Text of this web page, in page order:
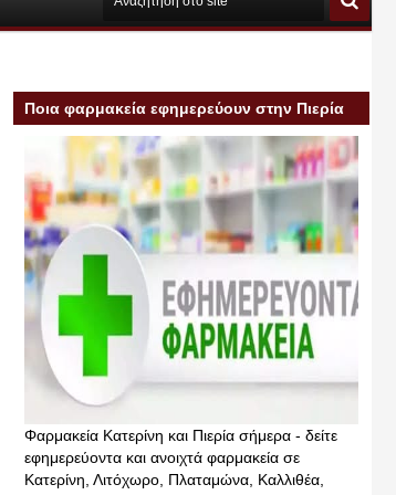
Ποια φαρμακεία εφημερεύουν στην Πιερία
σήμερα
Φαρμακεία Κατερίνη και Πιερία σήμερα - δείτε
εφημερεύοντα και ανοιχτά φαρμακεία σε
Κατερίνη, Λιτόχωρο, Πλαταμώνα, Καλλιθέα,